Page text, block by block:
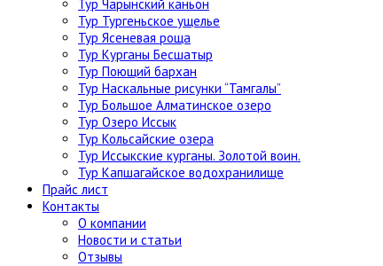
Тур Чарынский каньон
Тур Тургеньское ущелье
Тур Ясеневая роща
Тур Курганы Бесшатыр
Тур Поющий бархан
Тур Наскальные рисунки “Тамгалы”
Тур Большое Алматинское озеро
Тур Озеро Иссык
Тур Кольсайские озера
Тур Иссыкские курганы. Золотой воин.
Тур Капшагайское водохранилище
Прайс лист
Контакты
О компании
Новости и статьи
Отзывы